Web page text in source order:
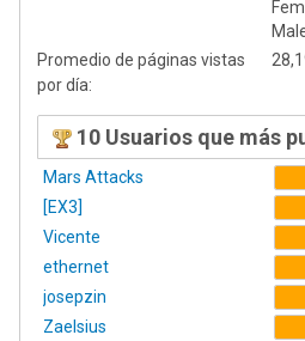
Promedio de páginas vistas
por día:
10 Usuarios que más
Mars Attacks
[EX3]
Vicente
ethernet
josepzin
Zaelsius